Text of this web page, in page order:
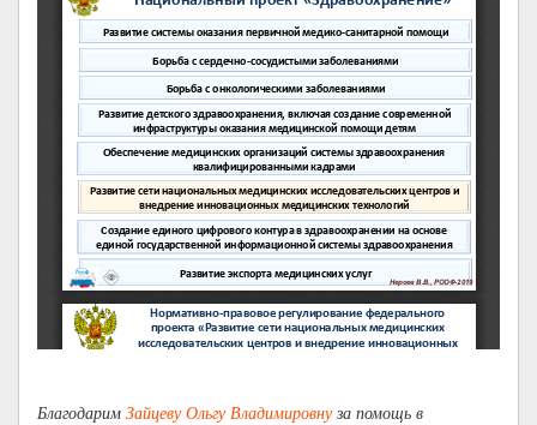
Благодарим Зайцеву Ольгу Владимировнуза помощь в